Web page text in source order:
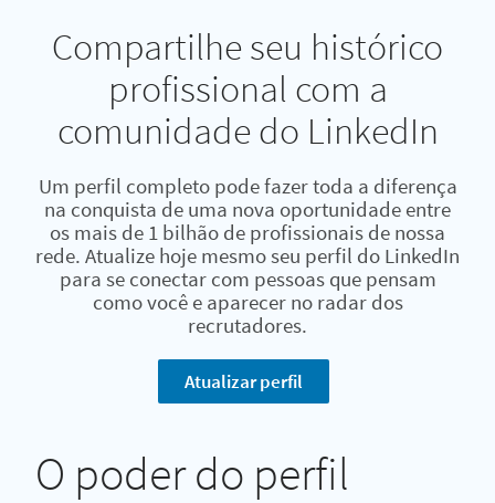
Compartilhe seu histórico
profissional com a
comunidade do LinkedIn
Um perfil completo pode fazer toda a diferença
na conquista de uma nova oportunidade entre
os mais de 1 bilhão de profissionais de nossa
rede. Atualize hoje mesmo seu perfil do LinkedIn
para se conectar com pessoas que pensam
como você e aparecer no radar dos
recrutadores.
Atualizar perfil
O poder do perfil